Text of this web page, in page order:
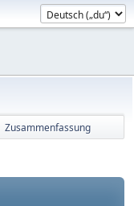
Zusammenfassung